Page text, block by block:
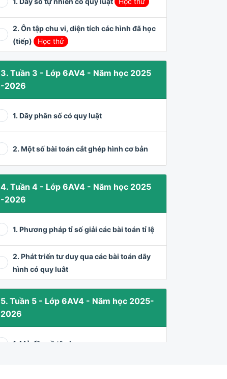
2. Ôn tập chu vi, diện tích các hình đã học
(tiếp)
Học thử
3. Tuần 3 - Lớp 6AV4 - Năm học 2025
-2026
1. Dãy phân số có quy luật
2. Một số bài toán cắt ghép hình cơ bản
4. Tuần 4 - Lớp 6AV4 - Năm học 2025
-2026
1. Phương pháp tỉ số giải các bài toán tỉ lệ
2. Phát triển tư duy qua các bài toán dãy
hình có quy luât
5. Tuần 5 - Lớp 6AV4 - Năm học 2025-
2026
1. Mở đầu về tập hợp